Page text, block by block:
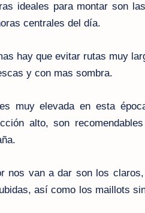
ideales para montar son
centrales del día.
hay que evitar rutas muy
y con mas sombra.
muy elevada en esta
alto, son
nos van a dar son los
así como los maillots